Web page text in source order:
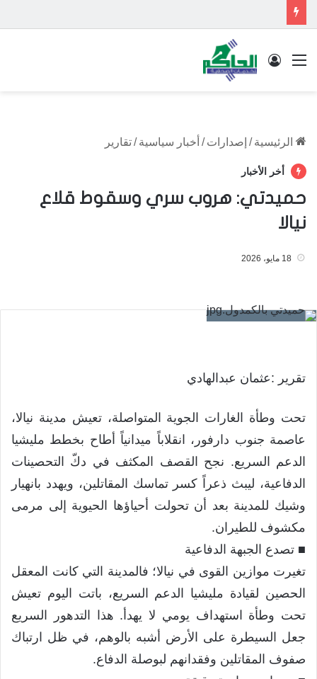
القائمة تسجيل الدخول
الرئيسية / إصدارات / أخبار سياسية /تقارير
أخر الأخبار
حميدتي: هروب سري وسقوط قلاع
نيالا
18 مايو، 2026
تقرير :عثمان عبدالهادي
​تحت وطأة الغارات الجوية المتواصلة، تعيش مدينة نيالا،
عاصمة جنوب دارفور، انقلاباً ميدانياً أطاح بخطط مليشيا
الدعم السريع. نجح القصف المكثف في دكّ التحصينات
الدفاعية، ليبث ذعراً كسر تماسك المقاتلين، ويهدد بانهيار
وشيك للمدينة بعد أن تحولت أحياؤها الحيوية إلى مرمى
مكشوف للطيران.
​■ تصدع الجبهة الدفاعية
تغيرت موازين القوى في نيالا؛ فالمدينة التي كانت المعقل
الحصين لقيادة مليشيا الدعم السريع، باتت اليوم تعيش
تحت وطأة استهداف يومي لا يهدأ. هذا التدهور السريع
جعل السيطرة على الأرض أشبه بالوهم، في ظل ارتباك
صفوف المقاتلين وفقدانهم لبوصلة الدفاع.